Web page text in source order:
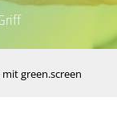
green.screen